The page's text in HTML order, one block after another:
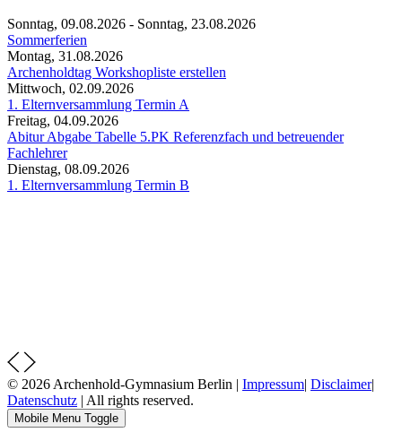
Sonntag, 09.08.2026 - Sonntag, 23.08.2026
Sommerferien
Montag, 31.08.2026
Archenholdtag Workshopliste erstellen
Mittwoch, 02.09.2026
1. Elternversammlung Termin A
Freitag, 04.09.2026
Abitur Abgabe Tabelle 5.PK Referenzfach und betreuender
Fachlehrer
Dienstag, 08.09.2026
1. Elternversammlung Termin B
© 2026 Archenhold-Gymnasium Berlin | Impressum| Disclaimer|
Datenschutz | All rights reserved.
Mobile Menu Toggle